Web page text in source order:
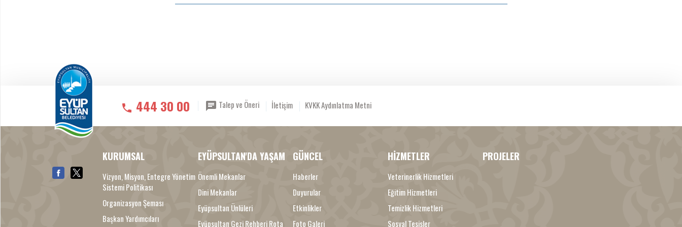
444 30 00 Talep ve Öneri İletişim KVKK Aydınlatma Metni
KURUMSAL
Vizyon, Misyon, Entegre Yönetim
Sistemi Politikası
Organizasyon Şeması
Başkan Yardımcıları
EYÜPSULTAN'DA YAŞAM
Önemli Mekanlar
Dini Mekanlar
Eyüpsultan Ünlüleri
Eyüpsultan Gezi Rehberi Rota
GÜNCEL
Haberler
Duyurular
Etkinlikler
Foto Galeri
HİZMETLER
Veterinerlik Hizmetleri
Eğitim Hizmetleri
Temizlik Hizmetleri
Sosyal Tesisler
PROJELER